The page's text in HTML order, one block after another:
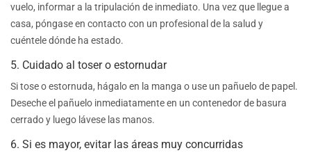
vuelo, informar a la tripulación de inmediato. Una vez que llegue a
casa, póngase en contacto con un profesional de la salud y
cuéntele dónde ha estado.
5. Cuidado al toser o estornudar
Si tose o estornuda, hágalo en la manga o use un pañuelo de papel.
Deseche el pañuelo inmediatamente en un contenedor de basura
cerrado y luego lávese las manos.
6. Si es mayor, evitar las áreas muy concurridas